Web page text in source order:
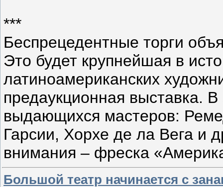
***
Беспрецедентные торги
Это будет крупнейшая в
латиноамериканских
предаукционная выставка.
выдающихся мастеров:
Гарсии, Хорхе де ла Вега и
внимания – фреска
Большой театр начинается с